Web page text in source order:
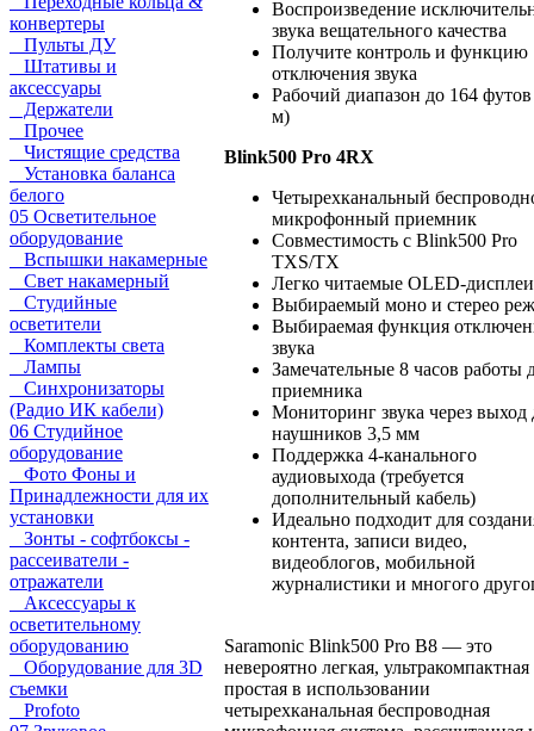
конвертеры
Пульты ДУ
Штативы и
аксессуары
Держатели
Прочее
Чистящие средства
Установка баланса
белого
05 Осветительное
оборудование
Вспышки накамерные
Свет накамерный
Студийные
осветители
Комплекты света
Лампы
Синхронизаторы
(Радио ИК кабели)
06 Студийное
оборудование
Фото Фоны и
Принадлежности для их
установки
Зонты - софтбоксы -
рассеиватели -
отражатели
Аксессуары к
осветительному
оборудованию
Оборудование для 3D
съемки
Profoto
Воспроизведение
звука вещательного качества
Получите контроль и функцию
отключения звука
Рабочий диапазон до 164
м)
Blink500 Pro 4RX
Четырехканальный
микрофонный приемник
Совместимость с Blink500 Pro
TXS/TX
Легко читаемые OLED-дисплеи
Выбираемый моно и стерео
Выбираемая функция
звука
Замечательные 8 часов работы
приемника
Мониторинг звука через выход
наушников 3,5 мм
Поддержка 4-канального
аудиовыхода (требуется
дополнительный кабель)
Идеально подходит для
контента, записи видео,
видеоблогов, мобильной
журналистики и многого
Saramonic Blink500 Pro B8 — это
невероятно легкая,
простая в использовании
четырехканальная беспроводная